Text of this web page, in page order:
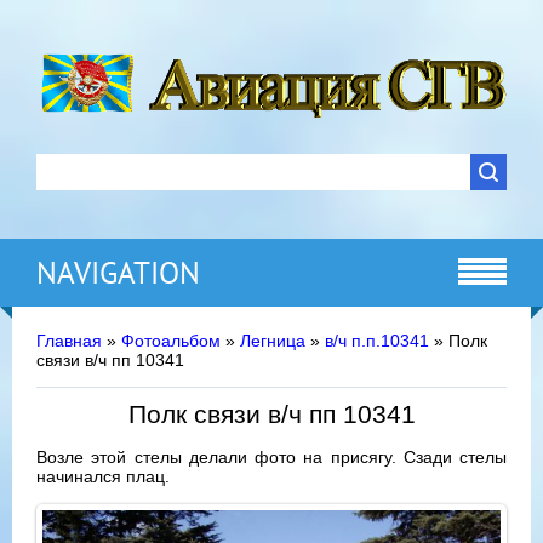
NAVIGATION
Главная » Фотоальбом » Легница » в/ч п.п.10341 » Полк
связи в/ч пп 10341
Полк связи в/ч пп 10341
Возле этой стелы делали фото на присягу. Сзади стелы
начинался плац.